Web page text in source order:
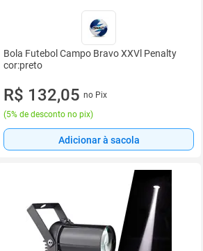
Bola Futebol Campo Bravo XXVl Penalty
cor:preto
R$ 132,05 no Pix
(5% de desconto no pix)
Adicionar à sacola